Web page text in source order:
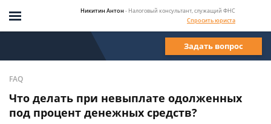
Никитин Антон - Налоговый консультант, служащий ФНС
Спросить юриста
Задать вопрос
FAQ
Что делать при невыплате одолженных
под процент денежных средств?